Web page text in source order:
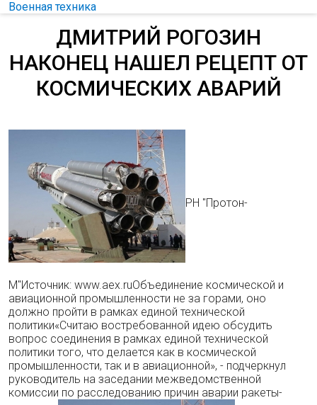
Военная техника
ДМИТРИЙ РОГОЗИН
НАКОНЕЦ НАШЕЛ РЕЦЕПТ ОТ
КОСМИЧЕСКИХ АВАРИЙ
РН "Протон-
М"Источник: www.aex.ruОбъединение космической и
авиационной промышленности не за горами, оно
должно пройти в рамках единой технической
политики«Считаю востребованной идею обсудить
вопрос соединения в рамках единой технической
политики того, что делается как в космической
промышленности, так и в авиационной», - подчеркнул
руководитель на заседании межведомственной
комиссии по расследованию причин аварии ракеты-